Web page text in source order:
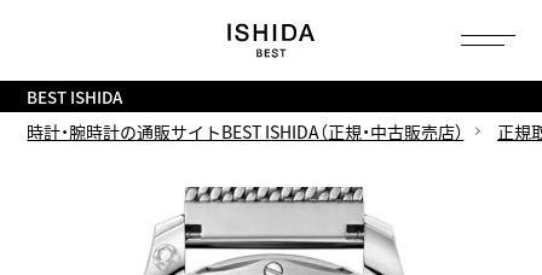
BEST ISHIDA
時計・腕時計の通販サイトBEST ISHIDA（正規・中古販売店）
正規
へ